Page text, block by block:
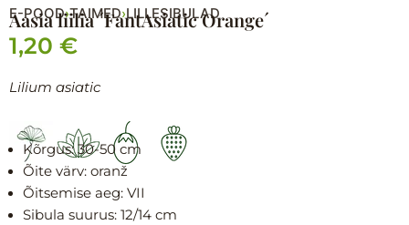
E-POOD›TAIMED›LILLESIBULAD
Aasia liilia ´FantAsiatic Orange´
1,20 €
Lilium asiatic
Kõrgus: 30-50 cm
Õite värv: oranž
Õitsemise aeg: VII
Sibula suurus: 12/14 cm